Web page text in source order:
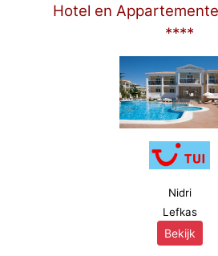
Hotel en
****
Nidri
Lefkas
Bekijk